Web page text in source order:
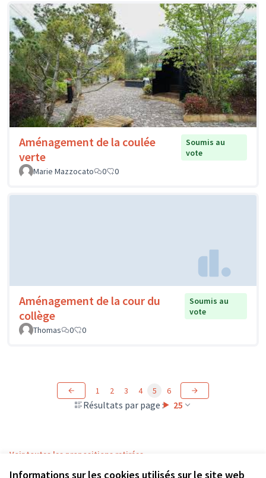
Informations sur les cookies utilisés sur le site web
Aménagement de la coulée
verte
Soumis au
vote
Marie Mazzocato
0 0
Aménagement de la cour du
collège
Soumis au
vote
Thomas
0 0
Résultats par page : 25
1 2 3 4 5 6
Voir toutes les propositions retirées